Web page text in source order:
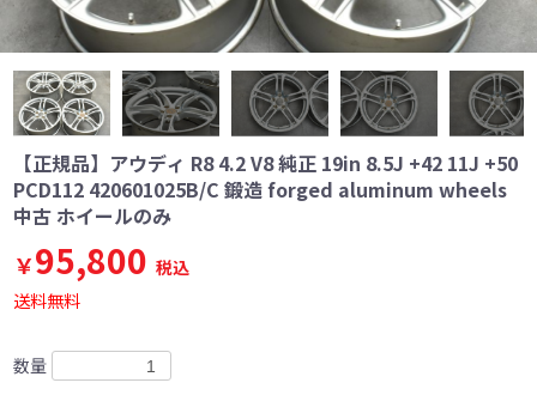
【正規品】アウディ R8 4.2 V8 純正 19in 8.5J +42 11J +50
PCD112 420601025B/C 鍛造 forged aluminum wheels
中古 ホイールのみ
￥95,800 税込
送料無料
数量